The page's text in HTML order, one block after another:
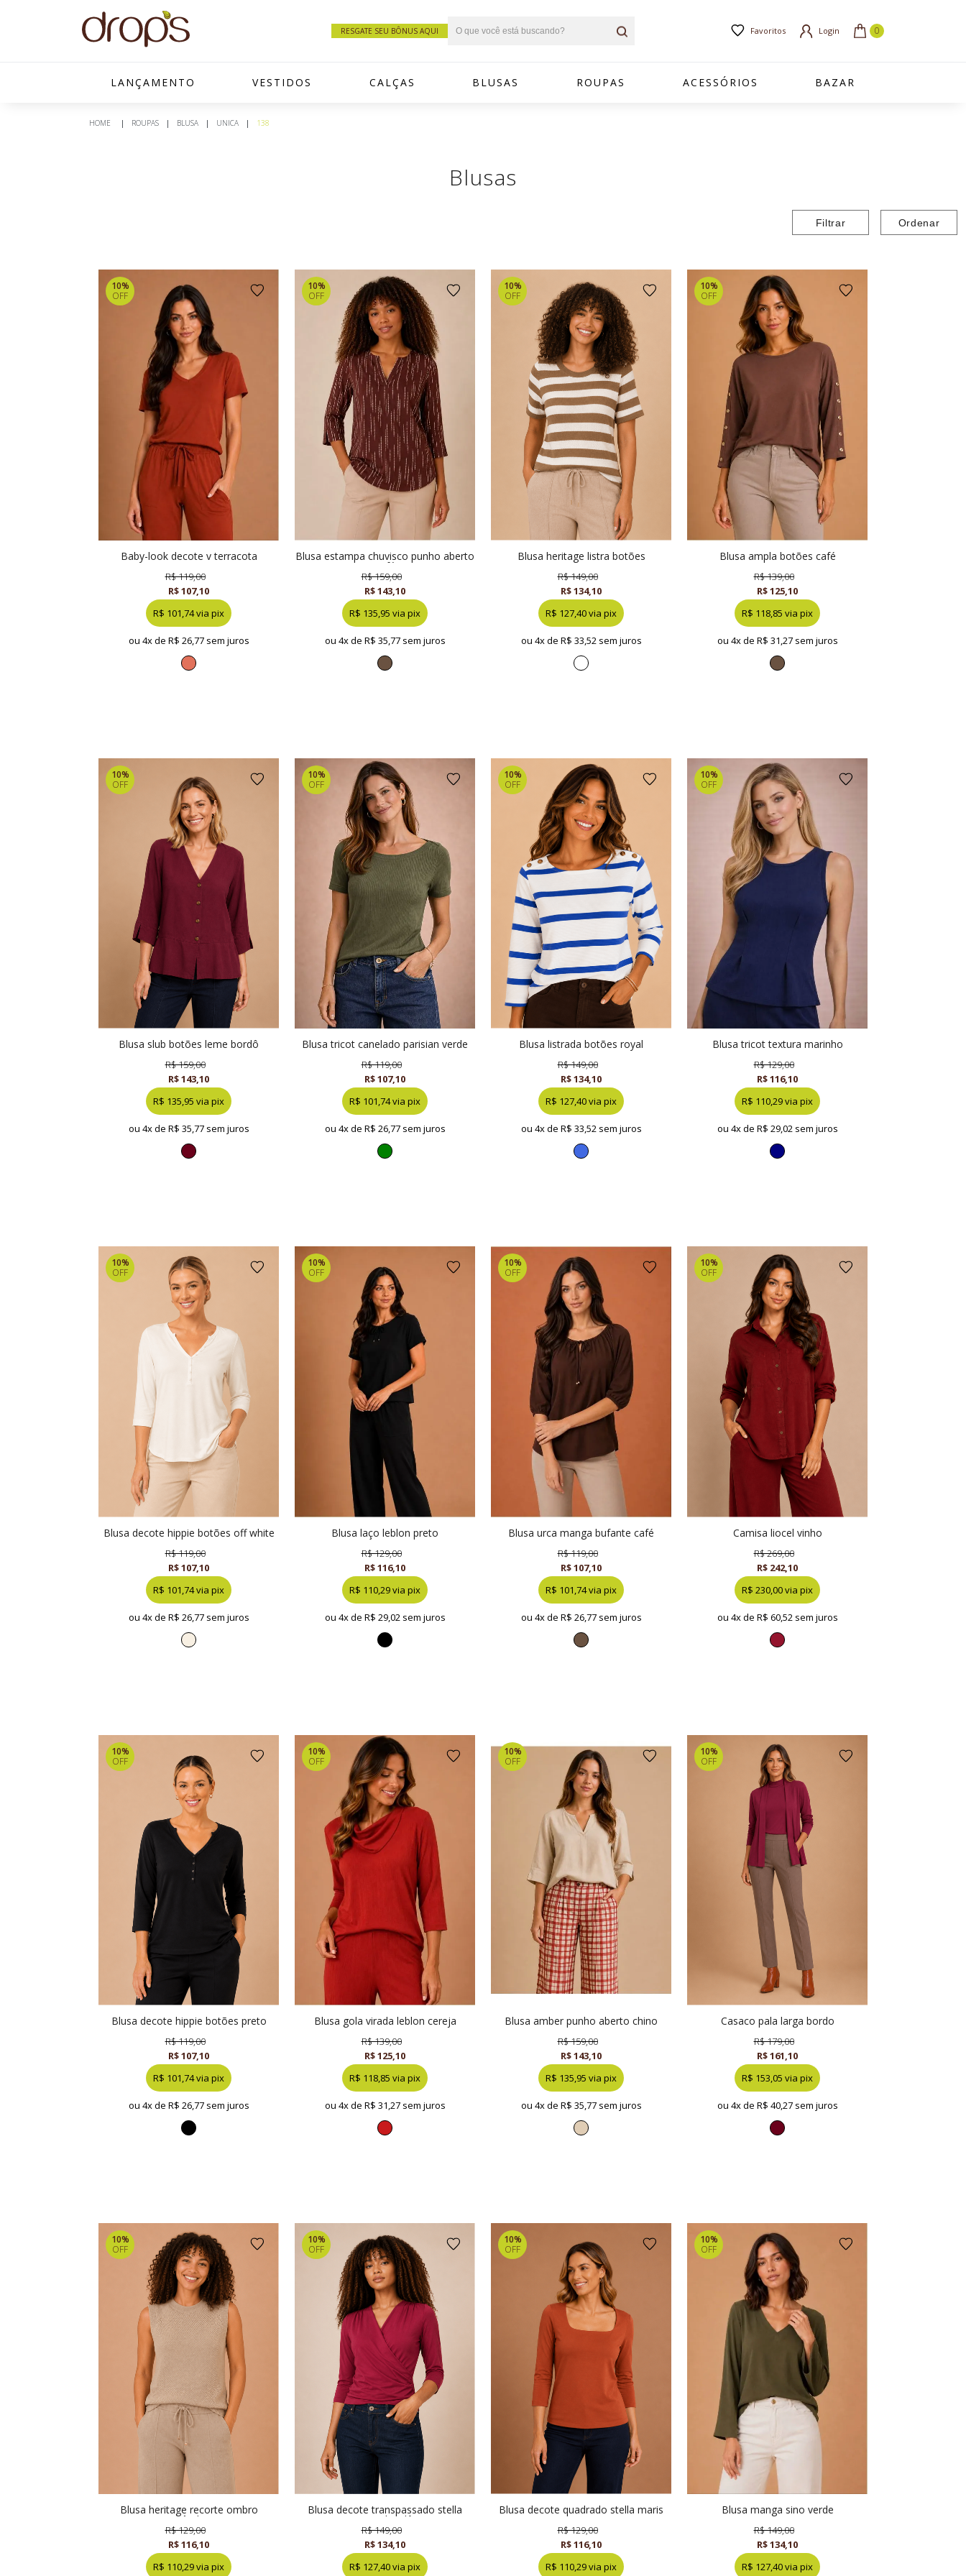
RESGATE SEU BÔNUS AQUI Favoritos Login
LANÇAMENTO VESTIDOS CALÇAS BLUSAS ROUPAS ACESSÓRIOS BAZAR
ROUPAS BLUSA UNICA 138
Blusas
Filtrar Ordenar
10%
OFF
baby-look decote v terracota
R$ 119,00
R$ 107,10
R$ 101,74 via pix
ou 4x de R$ 26,77 sem juros
10%
OFF
blusa estampa chuvisco punho aberto
café
R$ 159,00
R$ 143,10
R$ 135,95 via pix
ou 4x de R$ 35,77 sem juros
10%
OFF
blusa heritage listra botões
cappuccino
R$ 149,00
R$ 134,10
R$ 127,40 via pix
ou 4x de R$ 33,52 sem juros
10%
OFF
blusa ampla botões café
R$ 139,00
R$ 125,10
R$ 118,85 via pix
ou 4x de R$ 31,27 sem juros
10%
OFF
blusa slub botões leme bordô
R$ 159,00
R$ 143,10
R$ 135,95 via pix
ou 4x de R$ 35,77 sem juros
10%
OFF
blusa tricot canelado parisian verde
R$ 119,00
R$ 107,10
R$ 101,74 via pix
ou 4x de R$ 26,77 sem juros
10%
OFF
blusa listrada botões royal
R$ 149,00
R$ 134,10
R$ 127,40 via pix
ou 4x de R$ 33,52 sem juros
10%
OFF
blusa tricot textura marinho
R$ 129,00
R$ 116,10
R$ 110,29 via pix
ou 4x de R$ 29,02 sem juros
10%
OFF
blusa decote hippie botões off white
R$ 119,00
R$ 107,10
R$ 101,74 via pix
ou 4x de R$ 26,77 sem juros
10%
OFF
blusa laço leblon preto
R$ 129,00
R$ 116,10
R$ 110,29 via pix
ou 4x de R$ 29,02 sem juros
10%
OFF
blusa urca manga bufante café
R$ 119,00
R$ 107,10
R$ 101,74 via pix
ou 4x de R$ 26,77 sem juros
10%
OFF
camisa liocel vinho
R$ 269,00
R$ 242,10
R$ 230,00 via pix
ou 4x de R$ 60,52 sem juros
10%
OFF
blusa decote hippie botões preto
R$ 119,00
R$ 107,10
R$ 101,74 via pix
ou 4x de R$ 26,77 sem juros
10%
OFF
blusa gola virada leblon cereja
R$ 139,00
R$ 125,10
R$ 118,85 via pix
ou 4x de R$ 31,27 sem juros
10%
OFF
blusa amber punho aberto chino
R$ 159,00
R$ 143,10
R$ 135,95 via pix
ou 4x de R$ 35,77 sem juros
10%
OFF
casaco pala larga bordo
R$ 179,00
R$ 161,10
R$ 153,05 via pix
ou 4x de R$ 40,27 sem juros
10%
OFF
blusa heritage recorte ombro
amêndoa
R$ 129,00
R$ 116,10
R$ 110,29 via pix
10%
OFF
blusa decote transpassado stella
maris bordô
R$ 149,00
R$ 134,10
R$ 127,40 via pix
10%
OFF
blusa decote quadrado stella maris
terracota
R$ 129,00
R$ 116,10
R$ 110,29 via pix
10%
OFF
blusa manga sino verde
R$ 149,00
R$ 134,10
R$ 127,40 via pix